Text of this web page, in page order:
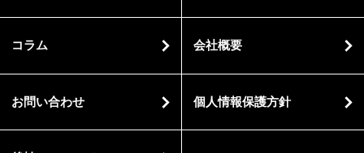
コラム 会社概要
お問い合わせ 個人情報保護方針